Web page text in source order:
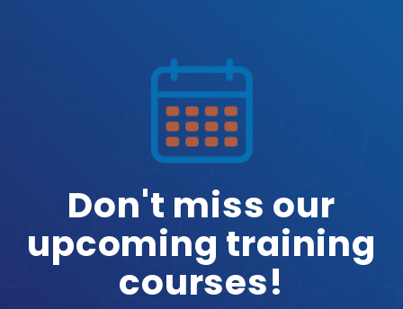
Don't miss our
upcoming training
courses!